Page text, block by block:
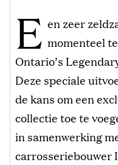
E en zeer
momenteel
Ontario’s
Deze speciale
de kans om een
collectie toe te
in samenwerking
carrosseriebouwer